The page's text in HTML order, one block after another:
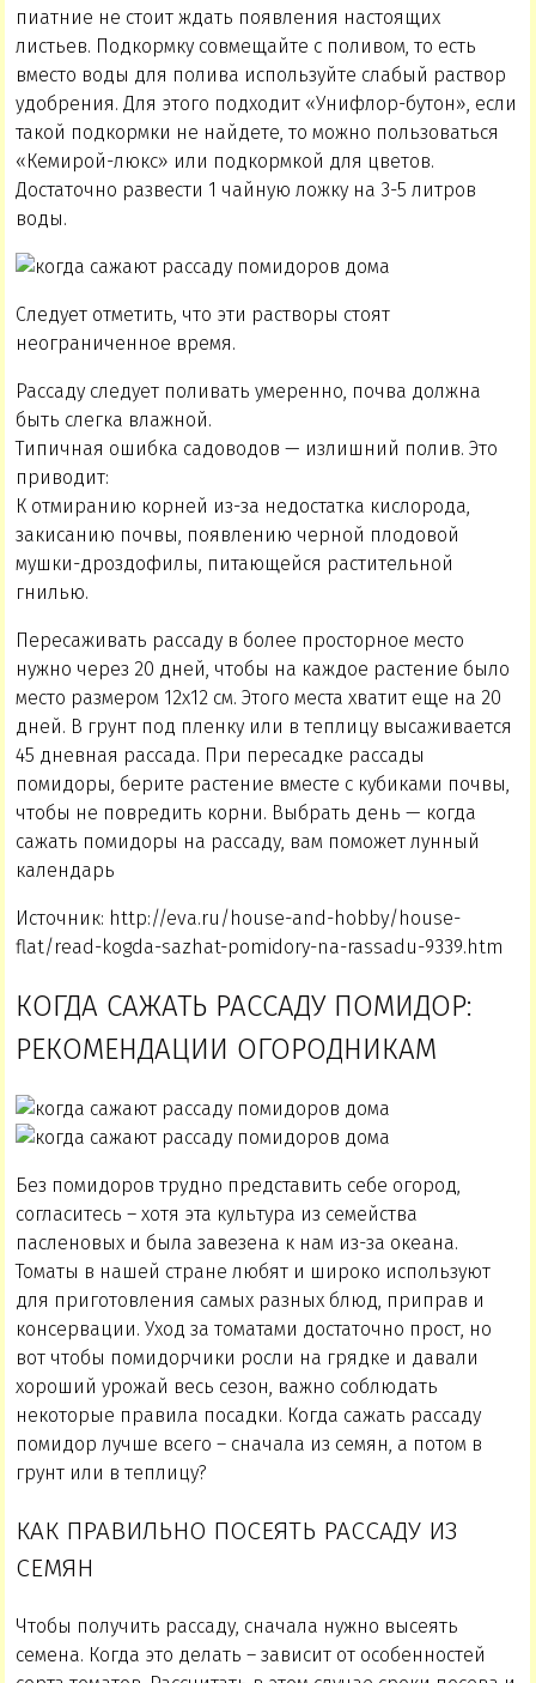
пиатние не стоит ждать появления настоящих
листьев. Подкормку совмещайте с поливом, то есть
вместо воды для полива используйте слабый раствор
удобрения. Для этого подходит «Унифлор-бутон», если
такой подкормки не найдете, то можно пользоваться
«Кемирой-люкс» или подкормкой для цветов.
Достаточно развести 1 чайную ложку на 3-5 литров
воды.
Следует отметить, что эти растворы стоят
неограниченное время.
Рассаду следует поливать умеренно, почва должна
быть слегка влажной.
Типичная ошибка садоводов — излишний полив. Это
приводит:
К отмиранию корней из-за недостатка кислорода,
закисанию почвы, появлению черной плодовой
мушки-дроздофилы, питающейся растительной
гнилью.
Пересаживать рассаду в более просторное место
нужно через 20 дней, чтобы на каждое растение было
место размером 12х12 см. Этого места хватит еще на 20
дней. В грунт под пленку или в теплицу высаживается
45 дневная рассада. При пересадке рассады
помидоры, берите растение вместе с кубиками почвы,
чтобы не повредить корни. Выбрать день — когда
сажать помидоры на рассаду, вам поможет лунный
календарь
Источник: http://eva.ru/house-and-hobby/house-
flat/read-kogda-sazhat-pomidory-na-rassadu-9339.htm
КОГДА САЖАТЬ РАССАДУ ПОМИДОР:
РЕКОМЕНДАЦИИ ОГОРОДНИКАМ
Без помидоров трудно представить себе огород,
согласитесь – хотя эта культура из семейства
пасленовых и была завезена к нам из-за океана.
Томаты в нашей стране любят и широко используют
для приготовления самых разных блюд, приправ и
консервации. Уход за томатами достаточно прост, но
вот чтобы помидорчики росли на грядке и давали
хороший урожай весь сезон, важно соблюдать
некоторые правила посадки. Когда сажать рассаду
помидор лучше всего – сначала из семян, а потом в
грунт или в теплицу?
КАК ПРАВИЛЬНО ПОСЕЯТЬ РАССАДУ ИЗ
СЕМЯН
Чтобы получить рассаду, сначала нужно высеять
семена. Когда это делать – зависит от особенностей